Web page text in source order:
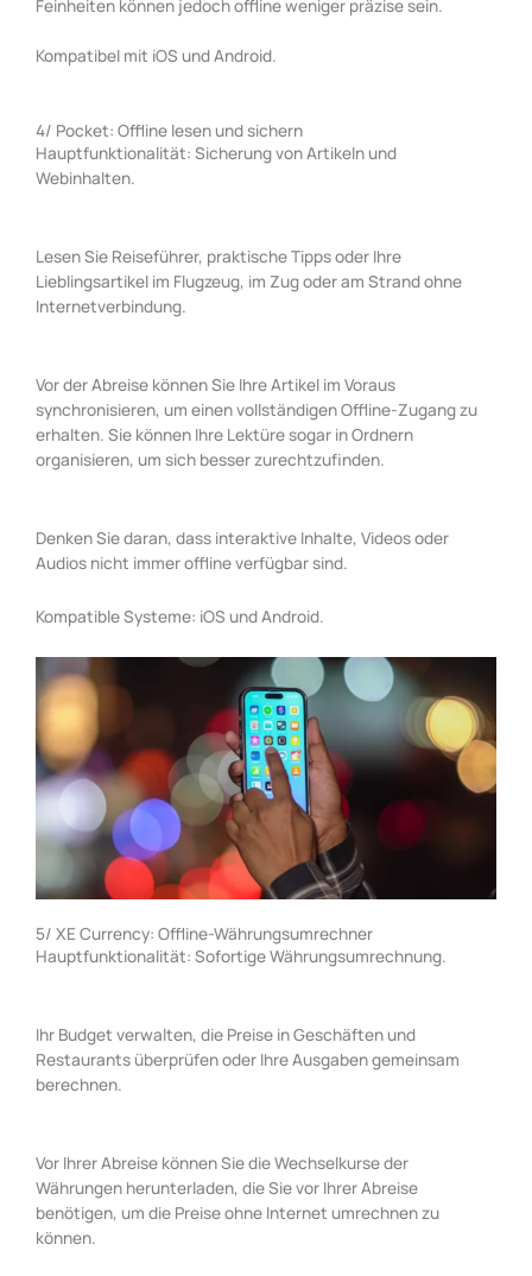
Feinheiten können jedoch offline weniger präzise sein.
Kompatibel mit iOS und Android.
4/ Pocket: Offline lesen und sichern
Hauptfunktionalität: Sicherung von Artikeln und
Webinhalten.
Lesen Sie Reiseführer, praktische Tipps oder Ihre
Lieblingsartikel im Flugzeug, im Zug oder am Strand ohne
Internetverbindung.
Vor der Abreise können Sie Ihre Artikel im Voraus
synchronisieren, um einen vollständigen Offline-Zugang zu
erhalten. Sie können Ihre Lektüre sogar in Ordnern
organisieren, um sich besser zurechtzufinden.
Denken Sie daran, dass interaktive Inhalte, Videos oder
Audios nicht immer offline verfügbar sind.
Kompatible Systeme: iOS und Android.
5/ XE Currency: Offline-Währungsumrechner
Hauptfunktionalität: Sofortige Währungsumrechnung.
Ihr Budget verwalten, die Preise in Geschäften und
Restaurants überprüfen oder Ihre Ausgaben gemeinsam
berechnen.
Vor Ihrer Abreise können Sie die Wechselkurse der
Währungen herunterladen, die Sie vor Ihrer Abreise
benötigen, um die Preise ohne Internet umrechnen zu
können.